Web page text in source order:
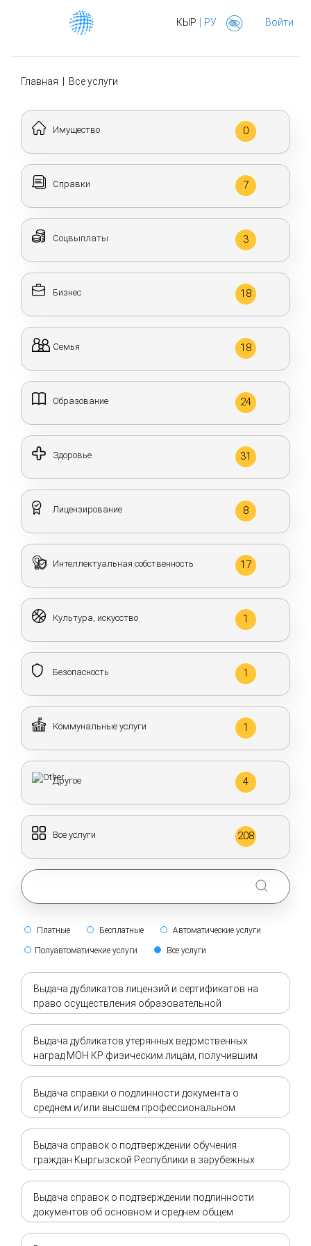
КЫР | РУ Войти
Главная Все услуги
Имущество 0
Справки 7
Соцвыплаты 3
Бизнес 18
Семья 18
Образование 24
Здоровье 31
Лицензирование 8
Интеллектуальная собственность 17
Культура, искусство 1
Безопасность 1
Коммунальные услуги 1
Другое 4
Все услуги 208
Платные Бесплатные Автоматические услуги
Полуавтоматичекие услуги Все услуги
Выдача дубликатов лицензий и сертификатов на
право осуществления образовательной
Выдача дубликатов утерянных ведомственных
наград МОН КР физическим лицам, получившим
Выдача справки о подлинности документа о
среднем и/или высшем профессиональном
Выдача справок о подтверждении обучения
граждан Кыргызской Республики в зарубежных
Выдача справок о подтверждении подлинности
документов об основном и среднем общем